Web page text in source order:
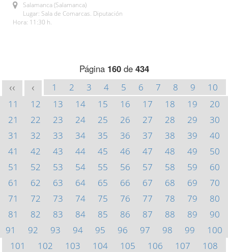
Salamanca (Salamanca)
Lugar: Sala de Comarcas. Diputación
Hora: 11:30 h.
Página 160de 434
<< < 1 2 3 4 5 6 7 8 9
10
11
12 13 14 15 16 17 18 19
20
21
22 23 24 25 26 27 28 29
30
31
32 33 34 35 36 37 38 39
40
41
42 43 44 45 46 47 48 49
50
51
52 53 54 55 56 57 58 59
60
61
62 63 64 65 66 67 68 69
70
71
72 73 74 75 76 77 78 79
80
81
82 83 84 85 86 87 88 89
90
91
92 93 94 95 96 97 98 99
100
101
102 103 104 105 106 107
108